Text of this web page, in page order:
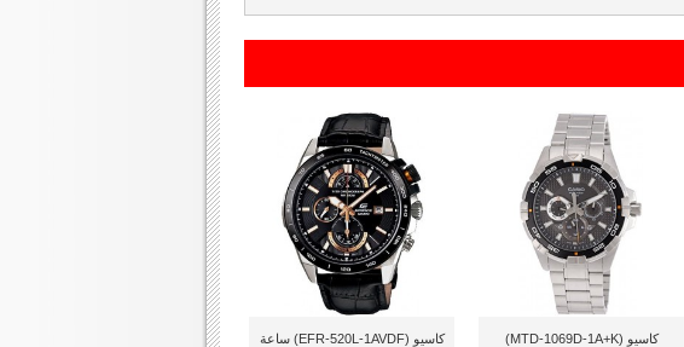
كاسيو (MTD-1069D-1A+K)
كاسيو (EFR-520L-1AVDF) ساعة